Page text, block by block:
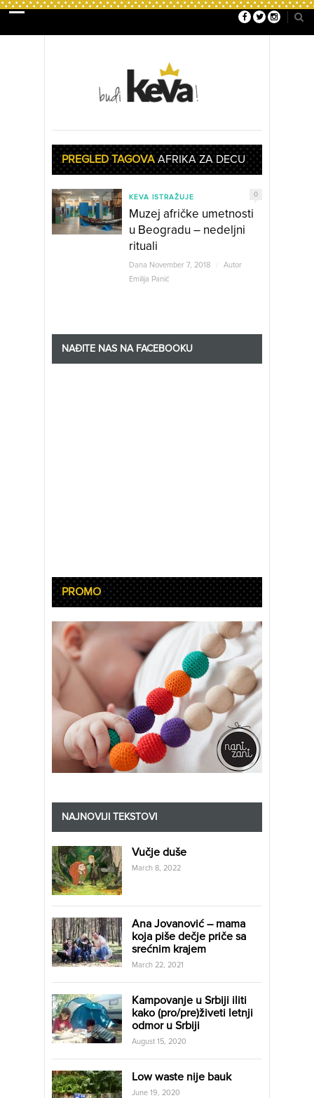
PREGLED TAGOVAAFRIKA ZA DECU
KEVA ISTRAŽUJE 0
Muzej afričke umetnosti
u Beogradu – nedeljni
rituali
Dana November 7, 2018
Autor
Emilija Panić
NAĐITE NAS NA FACEBOOKU
PROMO
NAJNOVIJI TEKSTOVI
Vučje duše
March 8, 2022
Ana Jovanović – mama
koja piše dečje priče sa
srećnim krajem
March 22, 2021
Kampovanje u Srbiji iliti
kako (pro/pre)živeti letnji
odmor u Srbiji
August 15, 2020
Low waste nije bauk
June 19, 2020